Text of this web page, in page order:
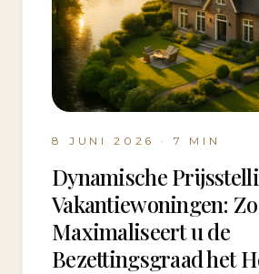
8 JUNI 2026 · 7 MIN
Dynamische
Vakantiewoningen: Zo
Maximaliseert u de
Bezettingsgraad het